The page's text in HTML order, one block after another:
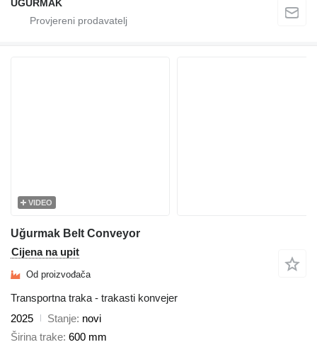
UĞURMAK
VIDEO
Uğurmak Belt Conveyor
Cijena na upit
Od proizvođača
Transportna traka - trakasti konvejer
2025
Stanje novi
Širina trake 600 mm